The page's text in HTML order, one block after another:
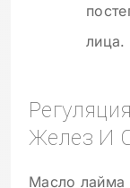
лица.
Желез И
Масло лайма